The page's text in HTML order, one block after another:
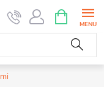
NÁKUPNÍ
KOŠÍK